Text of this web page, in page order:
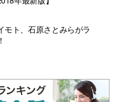
モト、石原さとみらがラ